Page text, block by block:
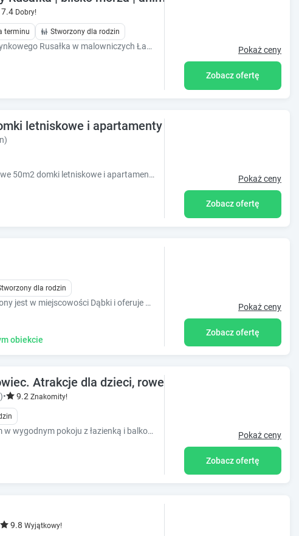
7.4 Dobry!
terminu Stworzony dla rodzin
Zapraszamy do Ośrodka Wypoczynkowego Rusałka w malowniczych Łazach. Obiekt położony jest tylko 50 m od morza i pomiędzy dwoma jeziorami Jamno i Bukowo Pokaż ceny
Zobacz ofertę
letniskowe i apartamenty całoroczne 1800m od
Rodzinne Rusinowo - to komfortowe 50m2 domki letniskowe i apartamenty całoroczne położone 1800m od morza w spokojnej niewielkiej nadmorskiej wiosce. Pokaż ceny
Zobacz ofertę
dla rodzin
Obiekt Kamienica Parkowa położony jest w miejscowości Dąbki i oferuje bezpłatne Wi-Fi, ogród z tarasem, dostęp do krytego basenu oraz sauny.
obiekcie
Pokaż ceny
Zobacz ofertę
Atrakcje dla dzieci, rowery, altana biesiadna
• 9.2 Znakomity!
Spędź rodzinny urlop nad morzem w wygodnym pokoju z łazienką i balkonem. Na naszych Gości czekają m.in. duży plac zabaw, rowery i miejsce na grilla. Pokaż ceny
Zobacz ofertę
9.8 Wyjątkowy!